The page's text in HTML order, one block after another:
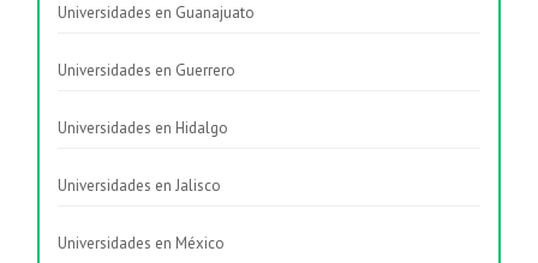
Universidades en Guanajuato
Universidades en Guerrero
Universidades en Hidalgo
Universidades en Jalisco
Universidades en México